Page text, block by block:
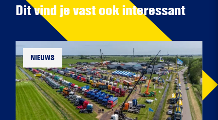
Dit vind je vast ook interessant
NIEUWS